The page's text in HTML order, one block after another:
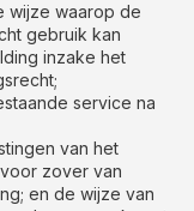
wijze waarop de
gebruik kan
inzake het
service na
van het
zover van
en de wijze van